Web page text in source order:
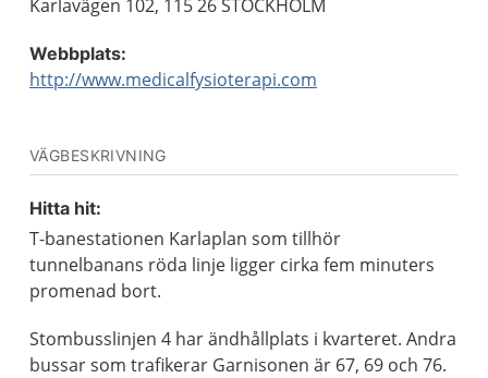
Karlavägen 102, 115 26 STOCKHOLM
Webbplats:
http://www.medicalfysioterapi.com
VÄGBESKRIVNING
Hitta hit:
T-banestationen Karlaplan som tillhör
tunnelbanans röda linje ligger cirka fem minuters
promenad bort.
Stombusslinjen 4 har ändhållplats i kvarteret. Andra
bussar som trafikerar Garnisonen är 67, 69 och 76.